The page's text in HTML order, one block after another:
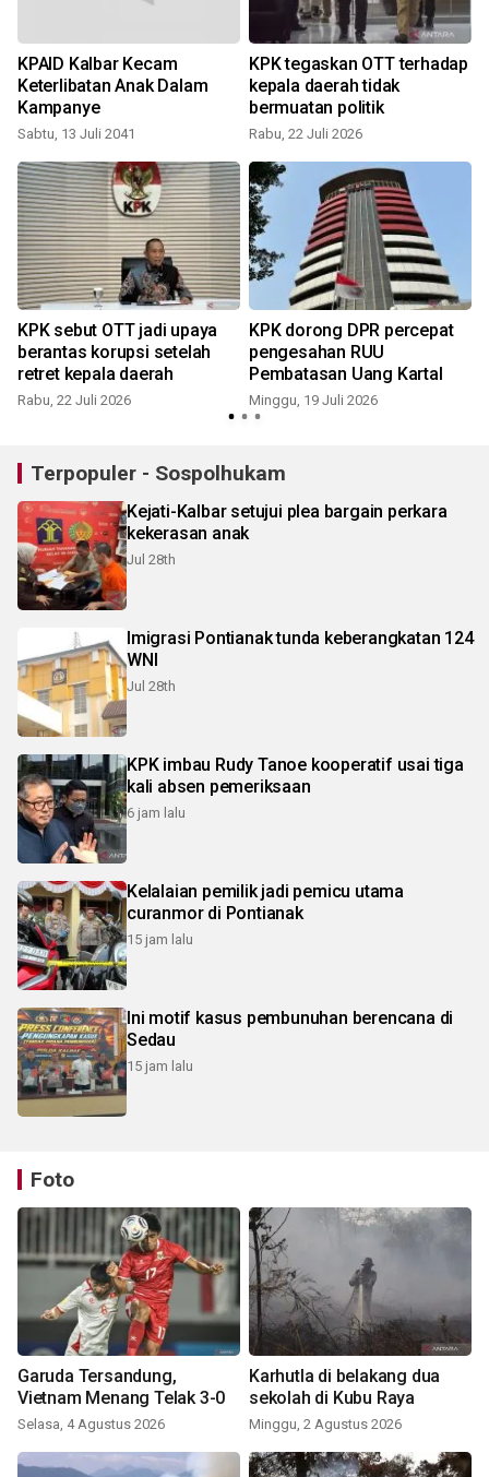
KPAID Kalbar Kecam
Keterlibatan Anak Dalam
Kampanye
Sabtu, 13 Juli 2041
KPK tegaskan OTT terhadap
kepala daerah tidak
bermuatan politik
Rabu, 22 Juli 2026
KPK sebut OTT jadi upaya
berantas korupsi setelah
retret kepala daerah
Rabu, 22 Juli 2026
KPK dorong DPR percepat
pengesahan RUU
Pembatasan Uang Kartal
Minggu, 19 Juli 2026
Terpopuler - Sospolhukam
Kejati-Kalbar setujui plea bargain perkara
kekerasan anak
Jul 28th
Imigrasi Pontianak tunda keberangkatan 124
WNI
Jul 28th
KPK imbau Rudy Tanoe kooperatif usai tiga
kali absen pemeriksaan
6 jam lalu
Kelalaian pemilik jadi pemicu utama
curanmor di Pontianak
15 jam lalu
Ini motif kasus pembunuhan berencana di
Sedau
15 jam lalu
Foto
Garuda Tersandung,
Vietnam Menang Telak 3-0
Selasa, 4 Agustus 2026
Karhutla di belakang dua
sekolah di Kubu Raya
Minggu, 2 Agustus 2026